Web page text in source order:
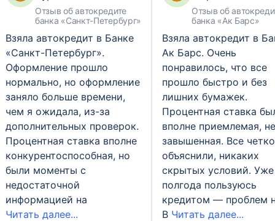
Отзыв об автокредите
банка «Санкт-Петербург»
Взяла автокредит в Банке
«Санкт-Петербург».
Оформление прошло
нормально, но оформление
заняло больше времени,
чем я ожидала, из-за
дополнительных проверок.
Процентная ставка вполне
конкурентоспособная, но
были моменты с
недостаточной
информацией на
Читать далее...
Отзыв об
банка «Ак Барс»
Взяла автокредит в
Ак Барс. Очень
понравилось, что все
прошло быстро и без
лишних бумажек.
Процентная ставка
вполне приемлемая, не
завышенная. Все четко
объяснили, никаких
скрытых условий. Уже
полгода пользуюсь
кредитом — проблем
В Читать далее...